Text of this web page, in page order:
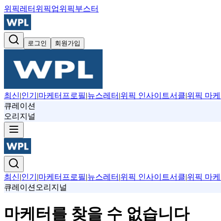
위픽레터 위픽업위픽부스터
로그인 회원가입
최신|인기 |마케터프로필|뉴스레터 |위픽 인사이트서클|위픽 마케
큐레이션
오리지널
최신|인기 |마케터프로필|뉴스레터 |위픽 인사이트서클|위픽 마케
큐레이션 오리지널
마케터를 찾을 수 없습니다